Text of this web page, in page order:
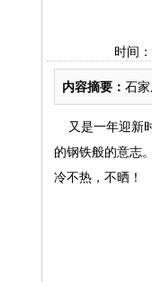
时间
内容摘要： 石
又是一年迎新
的钢铁般的意志
冷不热，不晒！